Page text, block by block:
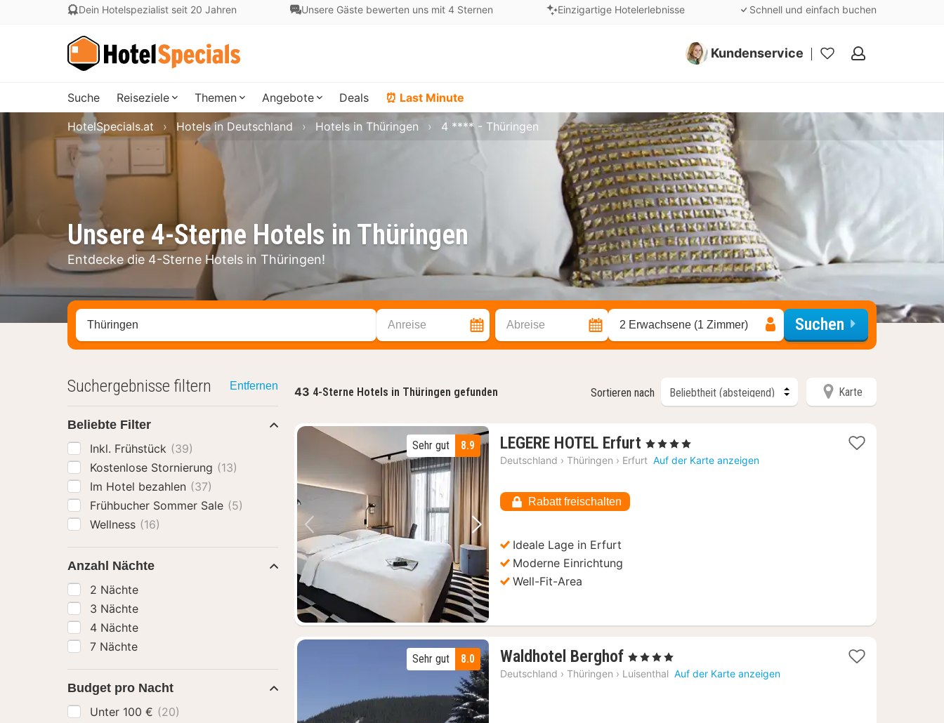
Dein Hotelspezialist seit 20 Jahren Unsere Gäste bewerten uns mit 4 Sternen Einzigartige Hotelerlebnisse Schnell und einfach buchen
Kundenservice
Meine
Suche Reiseziele Themen Angebote Deals ⏰ Last Minute
Unsere 4-Sterne Hotels in Thüringen
Entdecke die 4-Sterne Hotels in Thüringen!
HotelSpecials.at Hotels in Deutschland Hotels in Thüringen 4 **** - Thüringen
Stadt, Region oder Hotel suchen Anreise Abreise 2 Erwachsene (1 Zimmer) Suchen
43 4-Sterne Hotels in Thüringen gefunden Sortieren nach Karte
Vorheriges Bild Nächstes Bild
8.9
Sehr gut LEGERE HOTEL Erfurt 1
Nacht
, 4 Sterne
Deutschland › Thüringen › Erfurt Auf der Karte anzeigen
Rabatt freischalten
Ideale Lage in Erfurt
Moderne Einrichtung
Well-Fit-Area
8.0
Sehr gut Waldhotel Berghof 1
Nacht
, 4 Sterne
Deutschland › Thüringen › Luisenthal Auf der Karte anzeigen
Suchergebnisse filtern Entfernen
Beliebte Filter
Inkl. Frühstück (39)
Kostenlose Stornierung (13)
Im Hotel bezahlen (37)
Frühbucher Sommer Sale (5)
Wellness (16)
Anzahl Nächte
2 Nächte
3 Nächte
4 Nächte
7 Nächte
Budget pro Nacht
Unter 100 € (20)